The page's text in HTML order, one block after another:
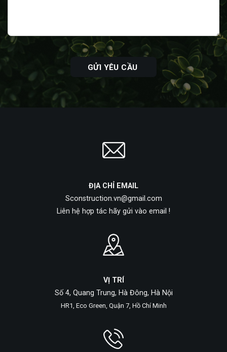
ĐỊA CHỈ EMAIL
Sconstruction.vn@gmail.com
Liên hệ hợp tác hãy gửi vào email !
VỊ TRÍ
Số 4, Quang Trung, Hà Đông, Hà Nội
HR1, Eco Green, Quận 7, Hồ Chí Minh